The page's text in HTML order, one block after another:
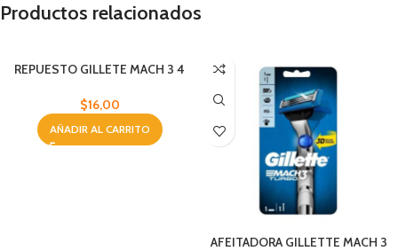
Productos relacionados
REPUESTO GILLETE MACH 3 4
$16,00
AÑADIR AL CARRITO
AFEITADORA GILLETTE MACH 3